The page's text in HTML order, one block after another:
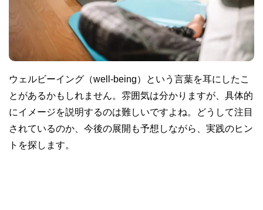
ウェルビーイング（well-being）という言葉を耳にしたこ
とがあるかもしれません。雰囲気は分かりますが、具体的
にイメージを説明するのは難しいですよね。どうして注目
されているのか、今後の展開も予想しながら、実践のヒン
トを探します。